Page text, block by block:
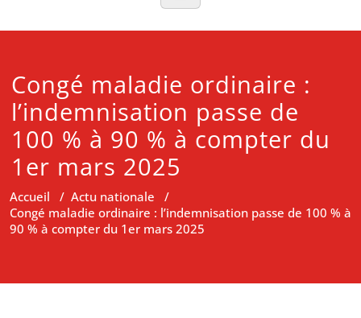
Congé maladie ordinaire :
l’indemnisation passe de
100 % à 90 % à compter du
1er mars 2025
Accueil / Actu nationale /
Congé maladie ordinaire : l’indemnisation passe de 100 % à
90 % à compter du 1er mars 2025